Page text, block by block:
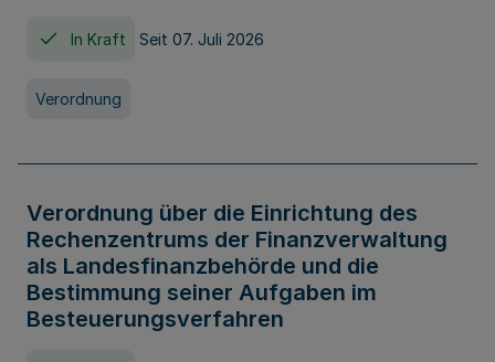
In Kraft Seit 07. Juli 2026
Verordnung
Verordnung über die Einrichtung des
Rechenzentrums der Finanzverwaltung
als Landesfinanzbehörde und die
Bestimmung seiner Aufgaben im
Besteuerungsverfahren